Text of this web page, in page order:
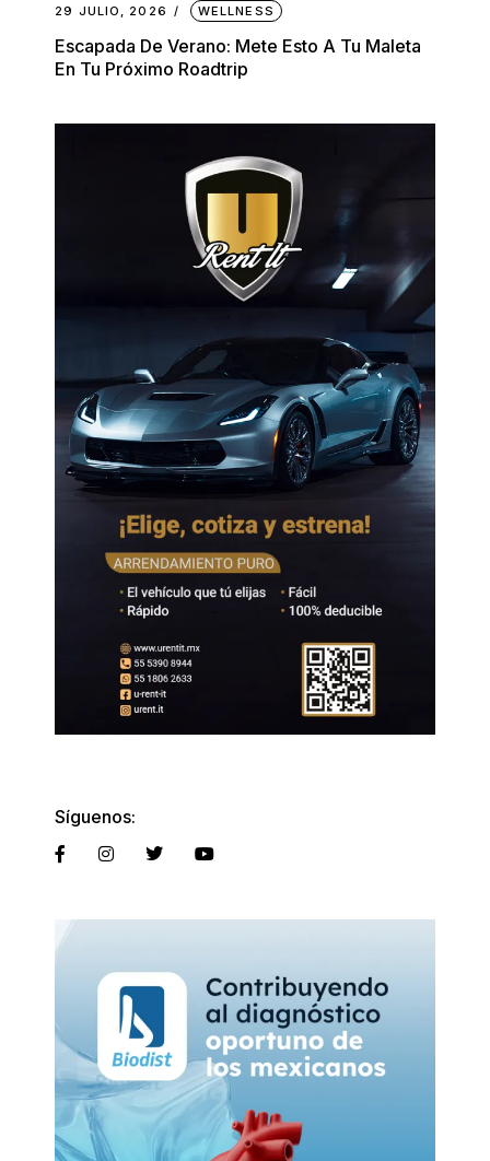
29 JULIO, 2026 WELLNESS
Escapada De Verano: Mete Esto A Tu Maleta
En Tu Próximo Roadtrip
Síguenos: